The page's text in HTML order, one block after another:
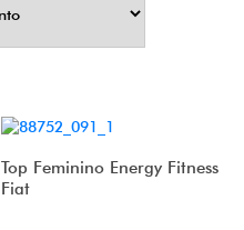
Top Feminino Energy Fitness
Fiat